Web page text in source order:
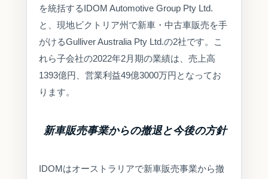
を統括するIDOM Automotive Group Pty Ltd.
と、現地ビクトリア州で新車・中古車販売を手
がけるGulliver Australia Pty Ltd.の2社です。こ
れら子会社の2022年2月期の業績は、売上高
1393億円、営業利益49億3000万円となってお
ります。
新車販売事業からの撤退と今後の方針
IDOMはオーストラリアで新車販売事業から撤